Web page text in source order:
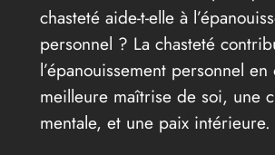
chasteté aide-t-elle à
personnel ? La chasteté
l’épanouissement personnel
meilleure maîtrise de soi, une
mentale, et une paix intérieure.